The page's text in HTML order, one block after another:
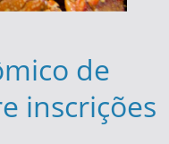
de
inscrições